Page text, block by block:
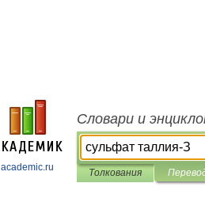
academic.ru
Словари и
Толкования